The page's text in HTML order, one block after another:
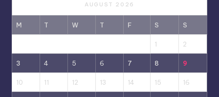
AUGUST 2026
M T W T F S S
1 2
3 4 5 6 7 8 9
10 11 12 13 14 15 16